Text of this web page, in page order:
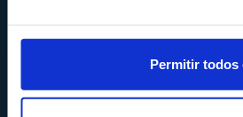
Permitir todos